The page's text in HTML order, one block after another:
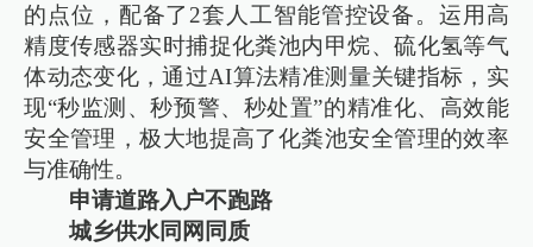
的点位，配备了2套人工智能管控设备。运用高
精度传感器实时捕捉化粪池内甲烷、硫化氢等气
体动态变化，通过AI算法精准测量关键指标，实
现“秒监测、秒预警、秒处置”的精准化、高效能
安全管理，极大地提高了化粪池安全管理的效率
与准确性。
申请道路入户不跑路
城乡供水同网同质